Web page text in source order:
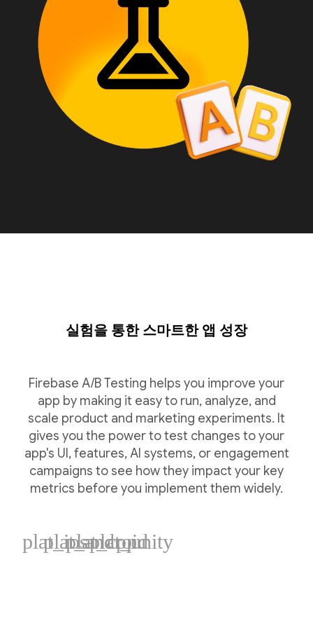
실험을 통한 스마트한 앱 성장
Firebase A/B Testing helps you improve your
app by making it easy to run, analyze, and
scale product and marketing experiments. It
gives you the power to test changes to your
app's UI, features, AI systems, or engagement
campaigns to see how they impact your key
metrics before you implement them widely.
plat_ios
plat_android
plat_cpp
plat_unity